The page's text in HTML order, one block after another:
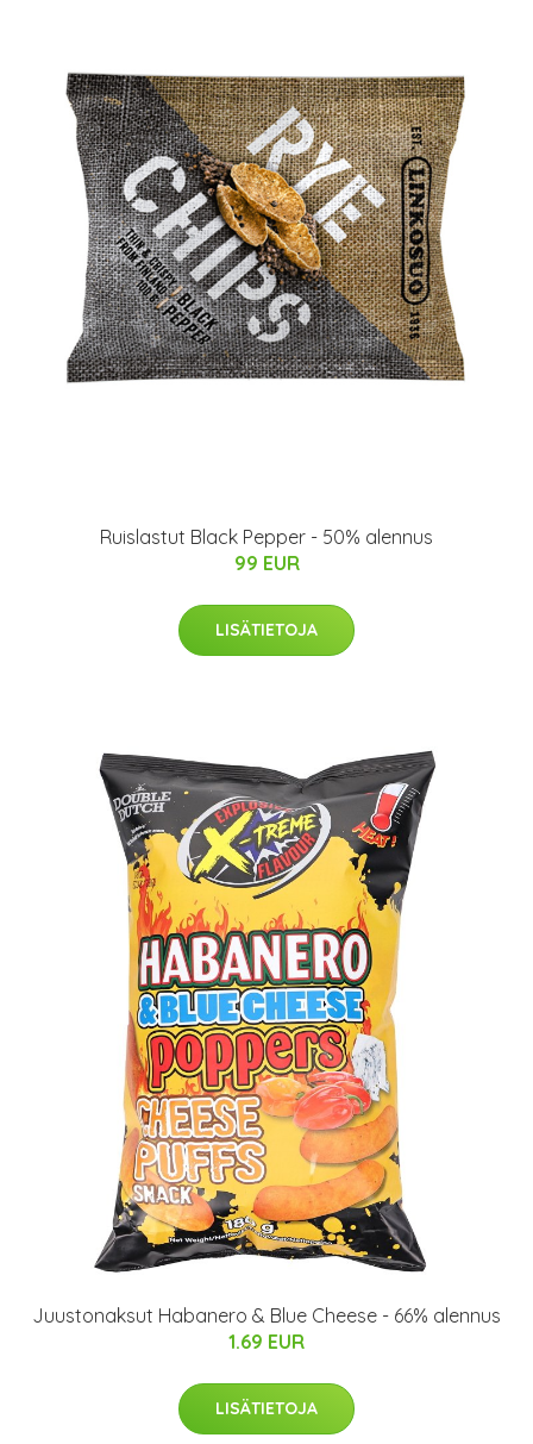
Ruislastut Black Pepper - 50% alennus
99 EUR
LISÄTIETOJA
Juustonaksut Habanero & Blue Cheese - 66% alennus
1.69 EUR
LISÄTIETOJA